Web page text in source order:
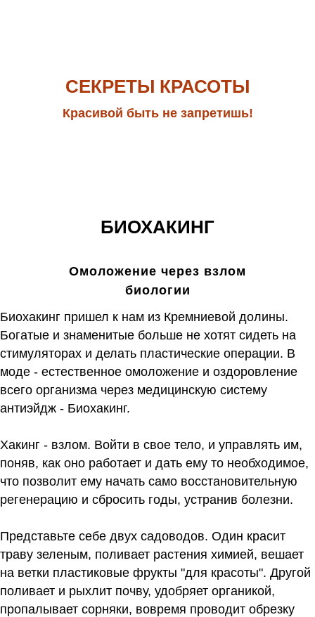
СЕКРЕТЫ КРАСОТЫ
Красивой быть не запретишь!
БИОХАКИНГ
Омоложение через взлом
биологии
Биохакинг пришел к нам из Кремниевой долины.
Богатые и знаменитые больше не хотят сидеть на
стимуляторах и делать пластические операции. В
моде - естественное омоложение и оздоровление
всего организма через медицинскую систему
антиэйдж - Биохакинг.
Хакинг - взлом. Войти в свое тело, и управлять им,
поняв, как оно работает и дать ему то необходимое,
что позволит ему начать само восстановительную
регенерацию и сбросить годы, устранив болезни.
Представьте себе двух садоводов. Один красит
траву зеленым, поливает растения химией, вешает
на ветки пластиковые фрукты "для красоты". Другой
поливает и рыхлит почву, удобряет органикой,
пропалывает сорняки, вовремя проводит обрезку